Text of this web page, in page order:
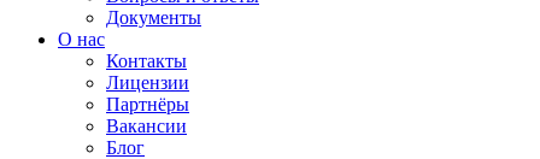
Документы
О нас
Контакты
Лицензии
Партнёры
Вакансии
Блог